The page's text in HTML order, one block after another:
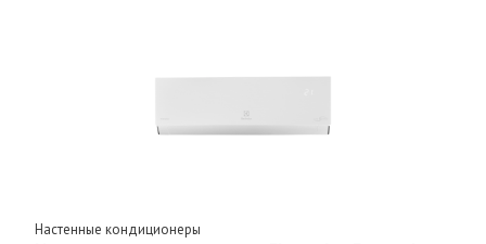
Настенные кондиционеры